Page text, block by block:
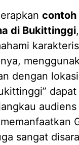
contoh
di Bukittinggi
dengan
dapat
sangat